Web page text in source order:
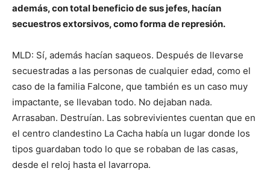
además, con total beneficio de sus jefes, hacían
secuestros extorsivos, como forma de represión.
MLD: Sí, además hacían saqueos. Después de llevarse
secuestradas a las personas de cualquier edad, como el
caso de la familia Falcone, que también es un caso muy
impactante, se llevaban todo. No dejaban nada.
Arrasaban. Destruían. Las sobrevivientes cuentan que en
el centro clandestino La Cacha había un lugar donde los
tipos guardaban todo lo que se robaban de las casas,
desde el reloj hasta el lavarropa.